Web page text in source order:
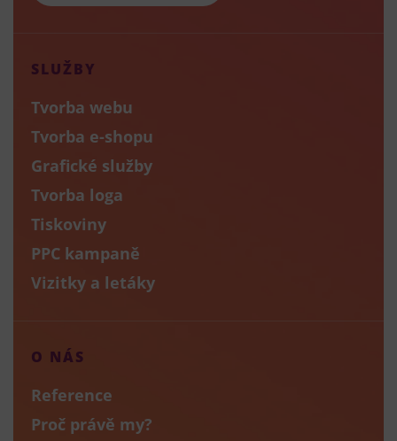
SLUŽBY
Tvorba webu
Tvorba e-shopu
Grafické služby
Tvorba loga
Tiskoviny
PPC kampaně
Vizitky a letáky
O NÁS
Reference
Proč právě my?